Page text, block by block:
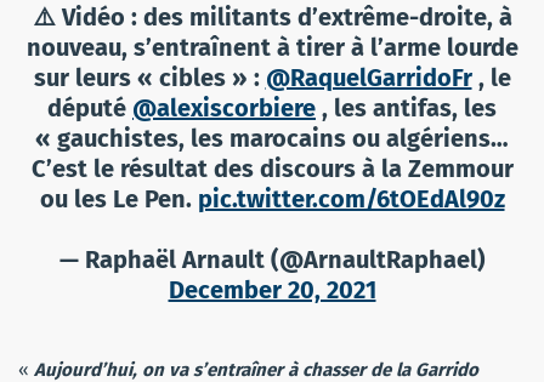
⚠️ Vidéo : des militants d’extrême-droite, à
nouveau, s’entraînent à tirer à l’arme lourde
sur leurs « cibles » : @RaquelGarridoFr, le
député @alexiscorbiere , les antifas, les
« gauchistes, les marocains ou algériens…
C’est le résultat des discours à la Zemmour
ou les Le Pen. pic.twitter.com/6tOEdAl90z
— Raphaël Arnault (@ArnaultRaphael)
December 20, 2021
« Aujourd’hui, on va s’entraîner à chasser de la Garrido